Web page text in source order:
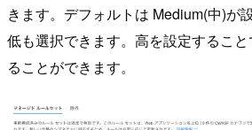
きます。デフォルトは Medium(中)が
低も選択できます。高を設定するこ
ることができます。